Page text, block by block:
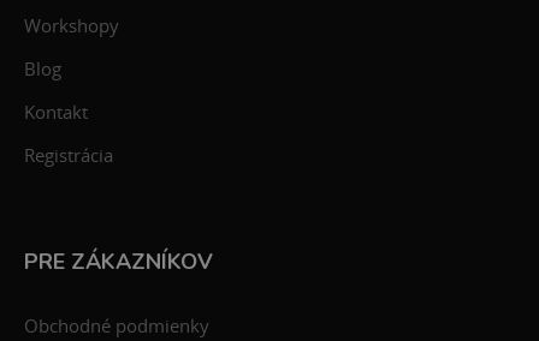
Workshopy
Blog
Kontakt
Registrácia
PRE ZÁKAZNÍKOV
Obchodné podmienky